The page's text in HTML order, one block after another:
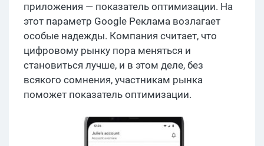
приложения — показатель оптимизации. На
этот параметр Google Реклама возлагает
особые надежды. Компания считает, что
цифровому рынку пора меняться и
становиться лучше, и в этом деле, без
всякого сомнения, участникам рынка
поможет показатель оптимизации.